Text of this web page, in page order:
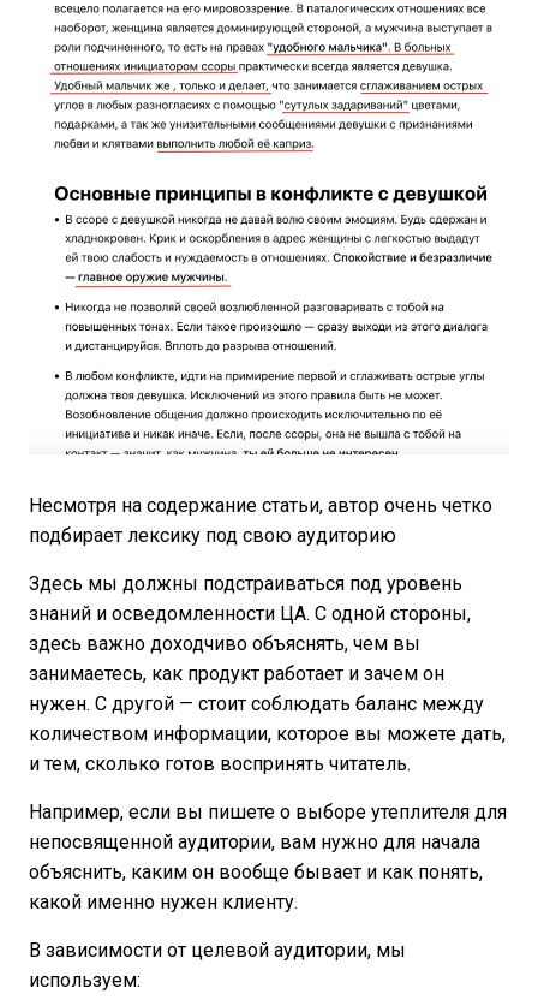
Несмотря на содержание статьи, автор очень четко
подбирает лексику под свою аудиторию
Здесь мы должны подстраиваться под уровень
знаний и осведомленности ЦА. С одной стороны,
здесь важно доходчиво объяснять, чем вы
занимаетесь, как продукт работает и зачем он
нужен. С другой — стоит соблюдать баланс между
количеством информации, которое вы можете дать,
и тем, сколько готов воспринять читатель.
Например, если вы пишете о выборе утеплителя для
непосвященной аудитории, вам нужно для начала
объяснить, каким он вообще бывает и как понять,
какой именно нужен клиенту.
В зависимости от целевой аудитории, мы
используем: